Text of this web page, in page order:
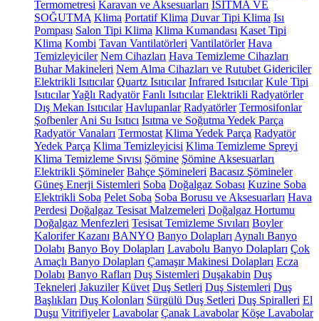
Termometresi Karavan ve Aksesuarları ISITMA VE
SOĞUTMA Klima Portatif Klima Duvar Tipi Klima Isı
Pompası Salon Tipi Klima Klima Kumandası Kaset Tipi
Klima Kombi Tavan Vantilatörleri Vantilatörler Hava
Temizleyiciler Nem Cihazları Hava Temizleme Cihazları
Buhar Makineleri Nem Alma Cihazları ve Rutubet Gidericiler
Elektrikli Isıtıcılar Quartz Isıtıcılar Infrared Isıtıcılar Kule Tipi
IsıtıcılarYağlı Radyatör Fanlı Isıtıcılar Elektrikli Radyatörler
Dış Mekan Isıtıcılar Havlupanlar Radyatörler Termosifonlar
Şofbenler Ani Su Isıtıcı Isıtma ve Soğutma Yedek Parça
Radyatör Vanaları Termostat Klima Yedek Parça Radyatör
Yedek Parça Klima Temizleyicisi Klima Temizleme Spreyi
Klima Temizleme Sıvısı Şömine Şömine Aksesuarları
Elektrikli Şömineler Bahçe Şömineleri Bacasız Şömineler
Güneş Enerji Sistemleri Soba Doğalgaz Sobası Kuzine Soba
Elektrikli Soba Pelet Soba Soba Borusu ve Aksesuarları Hava
Perdesi Doğalgaz Tesisat Malzemeleri Doğalgaz Hortumu
Doğalgaz Menfezleri Tesisat Temizleme Sıvıları Boyler
Kalorifer Kazanı BANYO Banyo Dolapları Aynalı Banyo
Dolabı Banyo Boy Dolapları Lavabolu Banyo Dolapları Çok
Amaçlı Banyo Dolapları Çamaşır Makinesi Dolapları Ecza
Dolabı Banyo Rafları Duş Sistemleri Duşakabin Duş
Tekneleri Jakuziler Küvet Duş Setleri Duş Sistemleri Duş
Başlıkları Duş Kolonları Sürgülü Duş Setleri Duş Spiralleri El
Duşu Vitrifiyeler Lavabolar Çanak Lavabolar Köşe Lavabolar